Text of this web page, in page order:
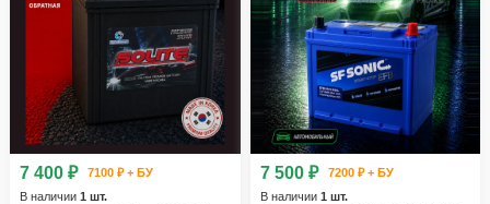
7 400 ₽
7100 ₽ + БУ
В наличии 1 шт.
7 500 ₽
7200 ₽ + БУ
В наличии 1 шт.